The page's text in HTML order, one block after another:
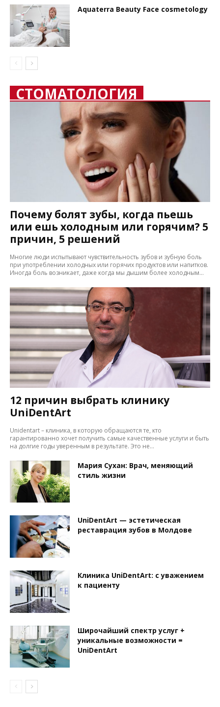
Aquaterra Beauty Face cosmetology
СТОМАТОЛОГИЯ
Почему болят зубы, когда пьешь
или ешь холодным или горячим? 5
причин, 5 решений
Многие люди испытывают чувствительность зубов и зубную боль
при употреблении холодных или горячих продуктов или напитков.
Иногда боль возникает, даже когда мы дышим более холодным...
12 причин выбрать клинику
UniDentArt
Unidentart – клиника, в которую обращаются те, кто
гарантированно хочет получить самые качественные услуги и быть
на долгие годы уверенным в результате. Это не...
Мария Сухан: Врач, меняющий
стиль жизни
UniDentArt — эстетическая
реставрация зубов в Молдове
Клиника UniDentArt: с уважением
к пациенту
Широчайший спектр услуг +
уникальные возможности =
UniDentArt